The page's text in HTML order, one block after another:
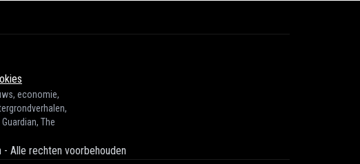
economie,
The
- Alle rechten voorbehouden